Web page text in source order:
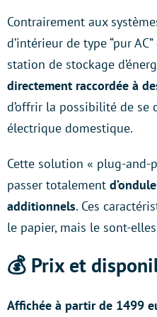
Contrairement aux
d’intérieur de type “pur
station de stockage
directement raccordée à
d’offrir la possibilité de se
électrique domestique.
Cette solution « plug-and-
passer totalement
additionnels. Ces
le papier, mais le sont-
💰 Prix et
Affichée à partir de 1499